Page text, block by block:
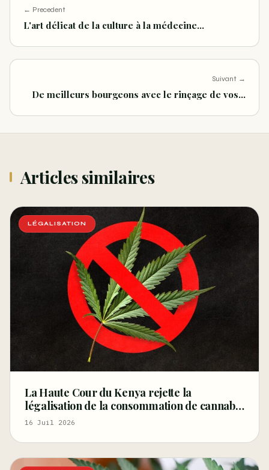
← Precedent
L'art délicat de la culture à la médecine…
Suivant →
De meilleurs bourgeons avec le rinçage de vos…
Articles similaires
LÉGALISATION
La Haute Cour du Kenya rejette la
légalisation de la consommation de cannabis
16 Juil 2026